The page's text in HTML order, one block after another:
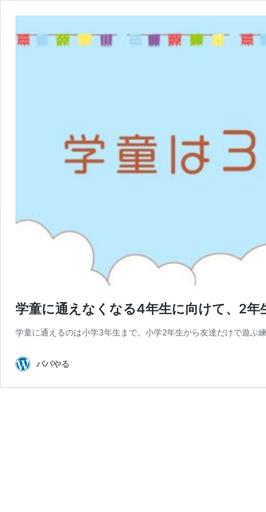
学童に通えなくなる4年生に向けて、2
学童に通えるのは小学3年生まで。小学2年生から友達だけで遊ぶ
パパやる